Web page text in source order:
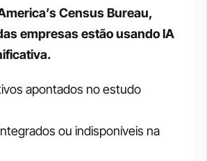
Census Bureau,
empresas estão usando IA
apontados no estudo
ou indisponíveis na